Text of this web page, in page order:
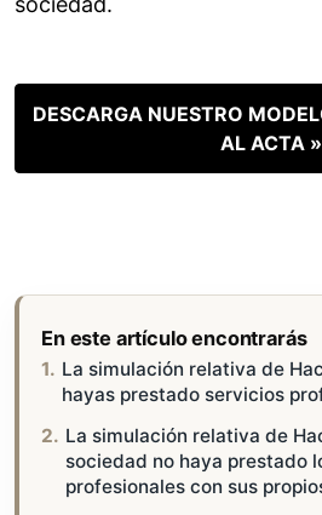
DESCARGA NUESTRO
AL ACTA »
En este artículo encontrarás
La simulación relativa de
hayas prestado servicios
La simulación relativa de
sociedad no haya prestado
profesionales con sus